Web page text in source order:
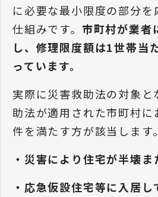
に必要な最小限度の部分を
仕組みです。 市町村が業者
し、修理限度額は1世帯当
っています。
実際に災害救助法の対象と
助法が適用された市町村に
件を満たす方が該当します。
・災害により住宅が半壊
・応急仮設住宅等に入居し